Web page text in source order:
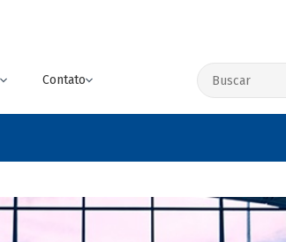
Contato
Buscar no site